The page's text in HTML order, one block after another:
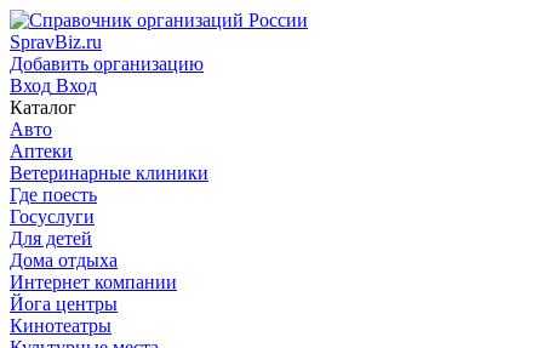
SpravBiz.ru
Добавить организацию
Вход Вход
Каталог
Авто
Аптеки
Ветеринарные клиники
Где поесть
Госуслуги
Для детей
Дома отдыха
Интернет компании
Йога центры
Кинотеатры